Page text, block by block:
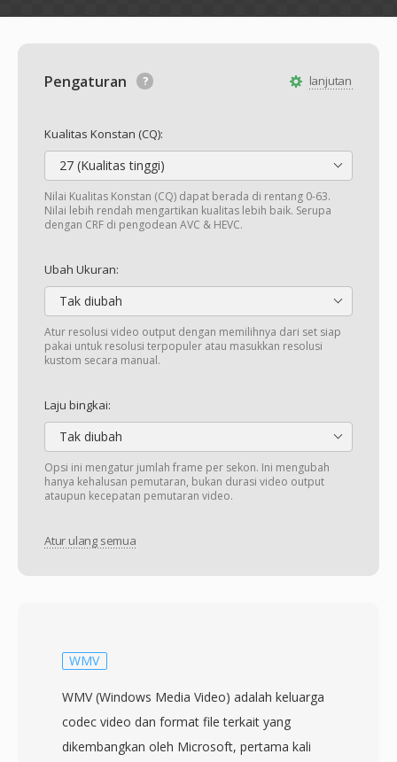
lanjutan
Pengaturan
Kualitas Konstan (CQ):
27 (Kualitas tinggi)
Nilai Kualitas Konstan (CQ) dapat berada di rentang 0-63.
Nilai lebih rendah mengartikan kualitas lebih baik. Serupa
dengan CRF di pengodean AVC & HEVC.
Ubah Ukuran:
Tak diubah
Atur resolusi video output dengan memilihnya dari set siap
pakai untuk resolusi terpopuler atau masukkan resolusi
kustom secara manual.
Laju bingkai:
Tak diubah
Opsi ini mengatur jumlah frame per sekon. Ini mengubah
hanya kehalusan pemutaran, bukan durasi video output
ataupun kecepatan pemutaran video.
Atur ulang semua
WMV
WMV (Windows Media Video) adalah keluarga
codec video dan format file terkait yang
dikembangkan oleh Microsoft, pertama kali